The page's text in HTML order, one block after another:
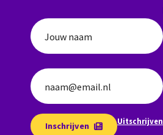
Jouw naam
naam@email.nl
Inschrijven Uitschrijven